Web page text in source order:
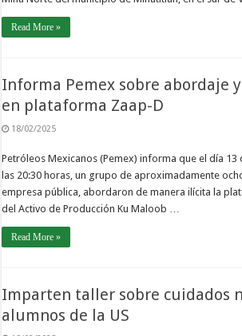
Read More »
Informa Pemex sobre abordaje
en plataforma Zaap-D
18/02/2025
Petróleos Mexicanos (Pemex) informa que el día
las 20:30 horas, un grupo de aproximadamente
empresa pública, abordaron de manera ilícita la
del Activo de Producción Ku Maloob …
Read More »
Imparten taller sobre cuidados
alumnos de la US